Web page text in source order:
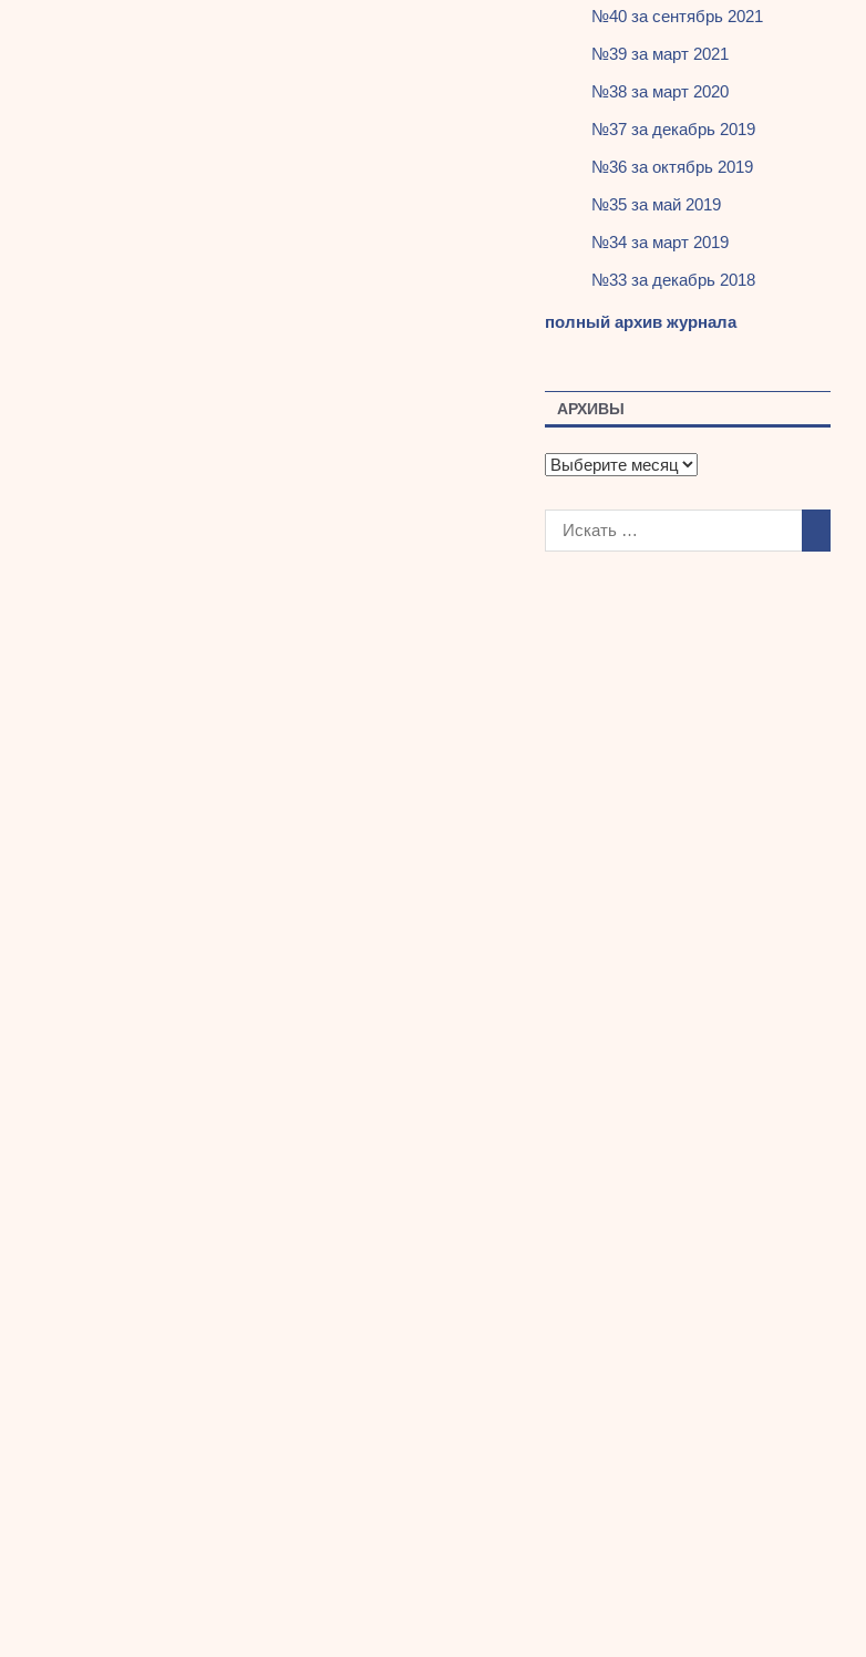
№40 за сентябрь 2021
№39 за март 2021
№38 за март 2020
№37 за декабрь 2019
№36 за октябрь 2019
№35 за май 2019
№34 за март 2019
№33 за декабрь 2018
полный архив журнала
АРХИВЫ
А
х
в